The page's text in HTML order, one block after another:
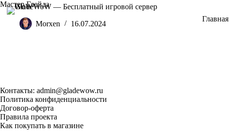
Перейти
Главная
Мастер Глейда
Morxen 16.07.2024
Контакты: admin@gladewow.ru
Политика конфиденциальности
Договор-оферта
Правила проекта
Как покупать в магазине